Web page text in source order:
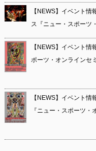
【NEWS】イベント
ス『ニュー・スポーツ
【NEWS】イベント
ポーツ・オンラインセ
【NEWS】イベント
『ニュー・スポーツ・